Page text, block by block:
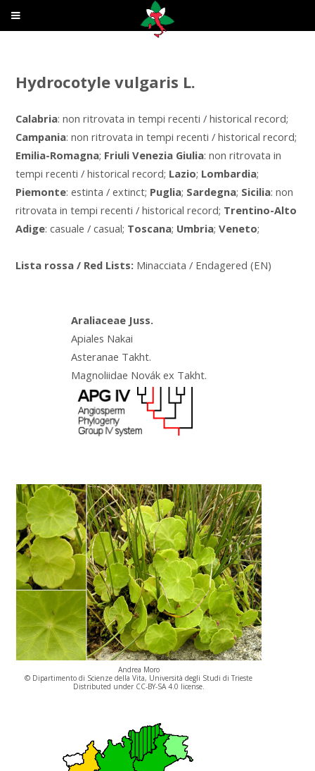
Hydrocotyle vulgaris L.
Calabria: non ritrovata in tempi recenti / historical record;
Campania: non ritrovata in tempi recenti / historical record;
Emilia-Romagna; Friuli Venezia Giulia: non ritrovata in
tempi recenti / historical record; Lazio; Lombardia;
Piemonte: estinta / extinct; Puglia; Sardegna; Sicilia: non
ritrovata in tempi recenti / historical record; Trentino-Alto
Adige: casuale / casual; Toscana; Umbria;Veneto;
Lista rossa / Red Lists: Minacciata / Endagered (EN)
Araliaceae Juss.
Apiales Nakai
Asteranae Takht.
Magnoliidae Novák ex Takht.
Andrea Moro
© Dipartimento di Scienze della Vita, Università degli Studi di Trieste
Distributed under CC-BY-SA 4.0 license.